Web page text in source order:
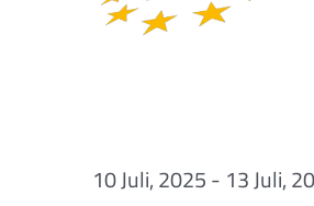
10 Juli, 2025-13 Juli,